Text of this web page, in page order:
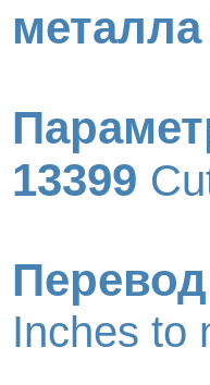
металла
13399
Inches to